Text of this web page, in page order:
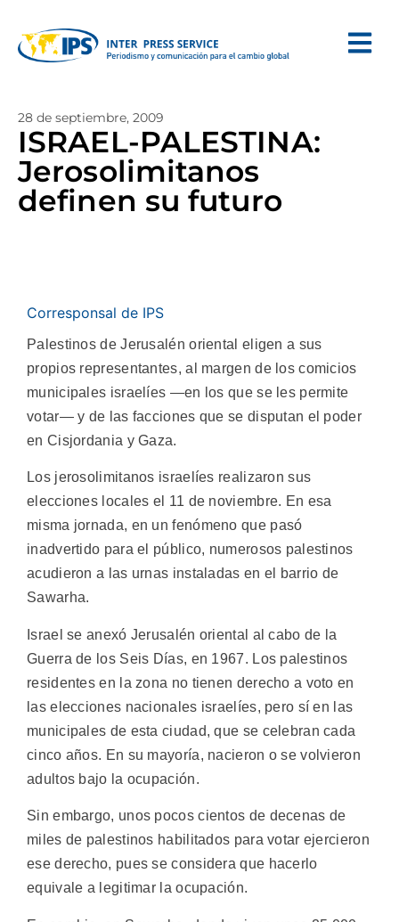
28 de septiembre, 2009
ISRAEL-PALESTINA:
Jerosolimitanos
definen su futuro
Corresponsal de IPS
Palestinos de Jerusalén oriental eligen a sus
propios representantes, al margen de los comicios
municipales israelíes —en los que se les permite
votar— y de las facciones que se disputan el poder
en Cisjordania y Gaza.
Los jerosolimitanos israelíes realizaron sus
elecciones locales el 11 de noviembre. En esa
misma jornada, en un fenómeno que pasó
inadvertido para el público, numerosos palestinos
acudieron a las urnas instaladas en el barrio de
Sawarha.
Israel se anexó Jerusalén oriental al cabo de la
Guerra de los Seis Días, en 1967. Los palestinos
residentes en la zona no tienen derecho a voto en
las elecciones nacionales israelíes, pero sí en las
municipales de esta ciudad, que se celebran cada
cinco años. En su mayoría, nacieron o se volvieron
adultos bajo la ocupación.
Sin embargo, unos pocos cientos de decenas de
miles de palestinos habilitados para votar ejercieron
ese derecho, pues se considera que hacerlo
equivale a legitimar la ocupación.